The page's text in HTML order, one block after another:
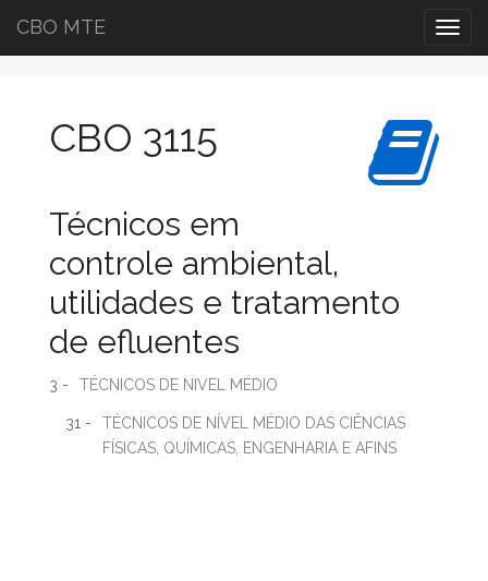
CBO MTE
CBO 3115
Técnicos em
controle ambiental,
utilidades e tratamento
de efluentes
3 - TÉCNICOS DE NIVEL MÉDIO
31 -
TÉCNICOS DE NÍVEL MÉDIO DAS CIÊNCIAS
FÍSICAS, QUÍMICAS, ENGENHARIA E AFINS